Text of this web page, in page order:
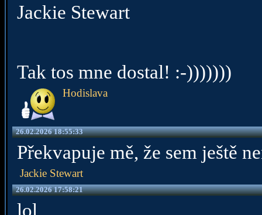
Jackie Stewart
Tak tos mne dostal! :-)))))))
Hodislava
26.02.2026 18:55:33
Překvapuje mě, že sem ještě
Jackie Stewart
26.02.2026 17:58:21
lol